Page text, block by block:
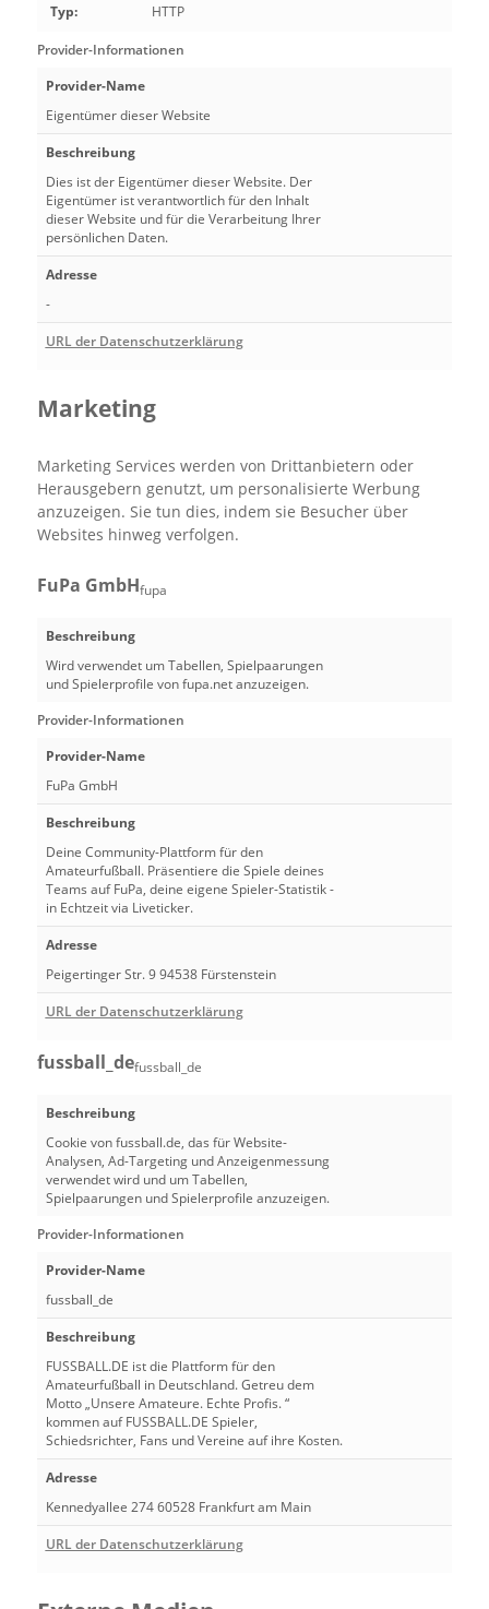
Typ:
HTTP
Provider-Informationen
Provider-Name
Eigentümer dieser Website
Beschreibung
Dies ist der Eigentümer dieser Website. Der
Eigentümer ist verantwortlich für den Inhalt
dieser Website und für die Verarbeitung Ihrer
persönlichen Daten.
Adresse
-
URL der Datenschutzerklärung
Marketing
Marketing Services werden von Drittanbietern oder
Herausgebern genutzt, um personalisierte Werbung
anzuzeigen. Sie tun dies, indem sie Besucher über
Websites hinweg verfolgen.
FuPa GmbHfupa
Beschreibung
Wird verwendet um Tabellen, Spielpaarungen
und Spielerprofile von fupa.net anzuzeigen.
Provider-Informationen
Provider-Name
FuPa GmbH
Beschreibung
Deine Community-Plattform für den
Amateurfußball. Präsentiere die Spiele deines
Teams auf FuPa, deine eigene Spieler-Statistik -
in Echtzeit via Liveticker.
Adresse
Peigertinger Str. 9 94538 Fürstenstein
URL der Datenschutzerklärung
fussball_defussball_de
Beschreibung
Cookie von fussball.de, das für Website-
Analysen, Ad-Targeting und Anzeigenmessung
verwendet wird und um Tabellen,
Spielpaarungen und Spielerprofile anzuzeigen.
Provider-Informationen
Provider-Name
fussball_de
Beschreibung
FUSSBALL.DE ist die Plattform für den
Amateurfußball in Deutschland. Getreu dem
Motto „Unsere Amateure. Echte Profis. “
kommen auf FUSSBALL.DE Spieler,
Schiedsrichter, Fans und Vereine auf ihre Kosten.
Adresse
Kennedyallee 274 60528 Frankfurt am Main
URL der Datenschutzerklärung